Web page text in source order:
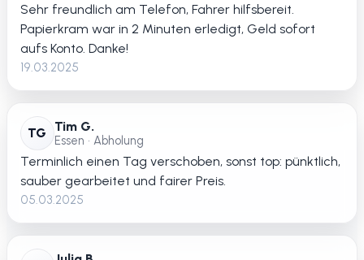
Sehr freundlich am Telefon, Fahrer hilfsbereit.
Papierkram war in 2 Minuten erledigt, Geld sofort
aufs Konto. Danke!
19.03.2025
TG Tim G.
Essen • Abholung
Terminlich einen Tag verschoben, sonst top: pünktlich,
sauber gearbeitet und fairer Preis.
05.03.2025